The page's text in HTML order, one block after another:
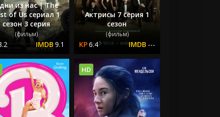
из нас | The
of Us сериал 1
сезон 3 серия
(фильм)
9.1
Актрисы 7 серия 1
сезон
(фильм)
6.4 ---
HD